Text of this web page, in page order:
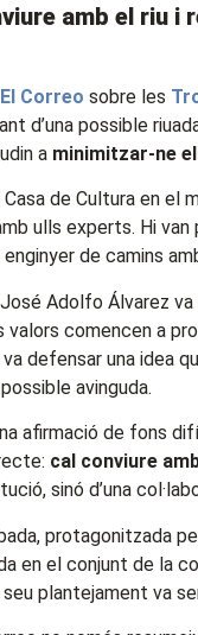
amb el riu i
El Correo sobre les
d’una possible
a minimitzar-ne
de Cultura en el
ulls experts. Hi van
enginyer de camins
Adolfo Álvarez
valors comencen a
va defensar una idea
avinguda.
afirmació de fons
cal conviure
sinó d’una
protagonitzada
en el conjunt de la
seu plantejament va